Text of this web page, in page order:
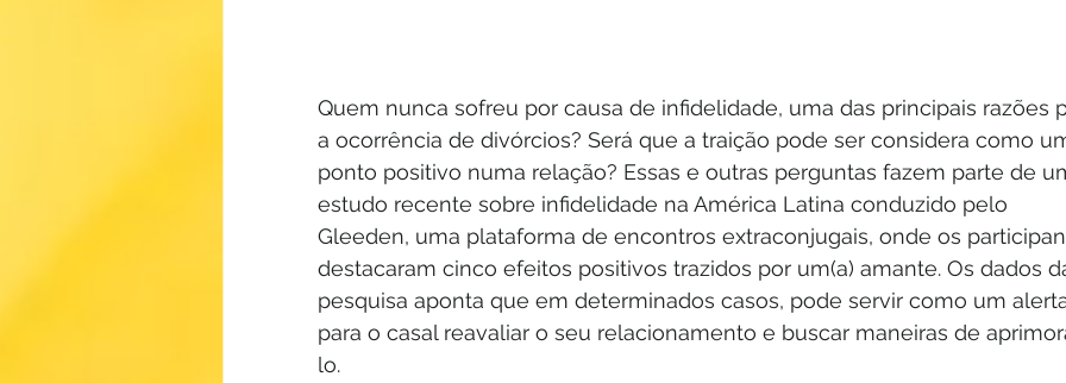
Quem nunca sofreu por causa de infidelidade, uma das principais razões
a ocorrência de divórcios? Será que a traição pode ser considera como
ponto positivo numa relação? Essas e outras perguntas fazem parte de
estudo recente sobre infidelidade na América Latina conduzido pelo
Gleeden, uma plataforma de encontros extraconjugais, onde os
destacaram cinco efeitos positivos trazidos por um(a) amante. Os dados
pesquisa aponta que em determinados casos, pode servir como um
para o casal reavaliar o seu relacionamento e buscar maneiras de
lo.